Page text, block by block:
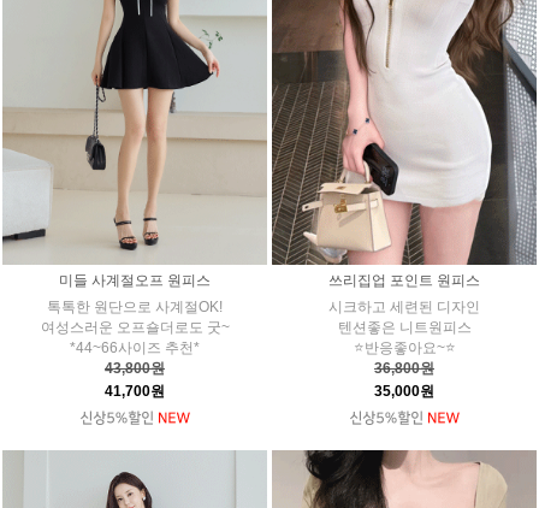
미들 사계절오프 원피스
톡톡한 원단으로 사계절OK!
여성스러운 오프숄더로도 굿~
*44~66사이즈 추천*
43,800원
41,700원
쓰리집업 포인트 원피스
시크하고 세련된 디자인
텐션좋은 니트원피스
⭐반응좋아요~⭐
36,800원
35,000원